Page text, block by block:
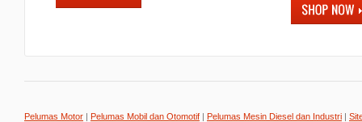
Pelumas Motor | Pelumas Mobil dan Otomotif | Pelumas Mesin Diesel dan Industri |